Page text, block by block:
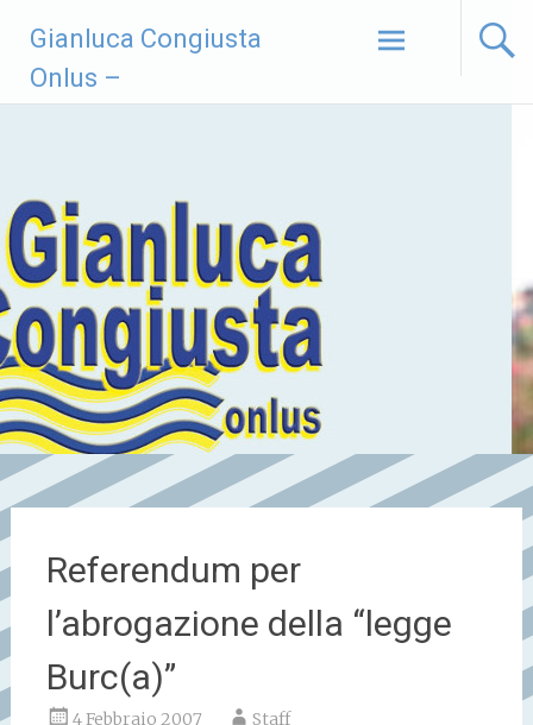
contenuto
Gianluca Congiusta
Onlus –
Referendum per
l’abrogazione della “legge
Burc(a)”
4 Febbraio 2007 Staff